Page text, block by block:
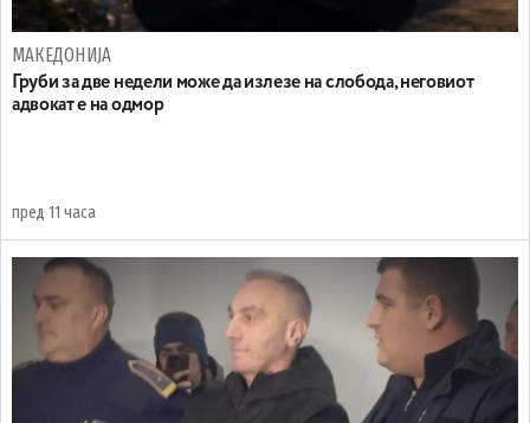
МАКЕДОНИЈА
Груби за две недели може да излезе на слобода, неговиот
адвокат е на одмор
пред 11 часа